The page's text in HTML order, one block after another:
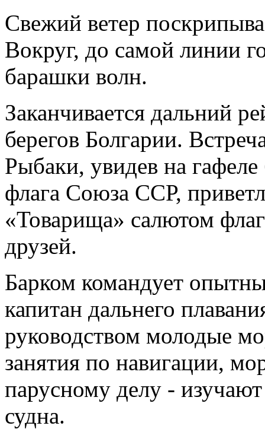
Свежий ветер
Вокруг, до самой линии
барашки волн.
Заканчивается дальний
берегов Болгарии.
Рыбаки, увидев на
флага Союза ССР,
«Товарища» салютом
друзей.
Барком командует
капитан дальнего
руководством молодые
занятия по навигации,
парусному делу -
судна.